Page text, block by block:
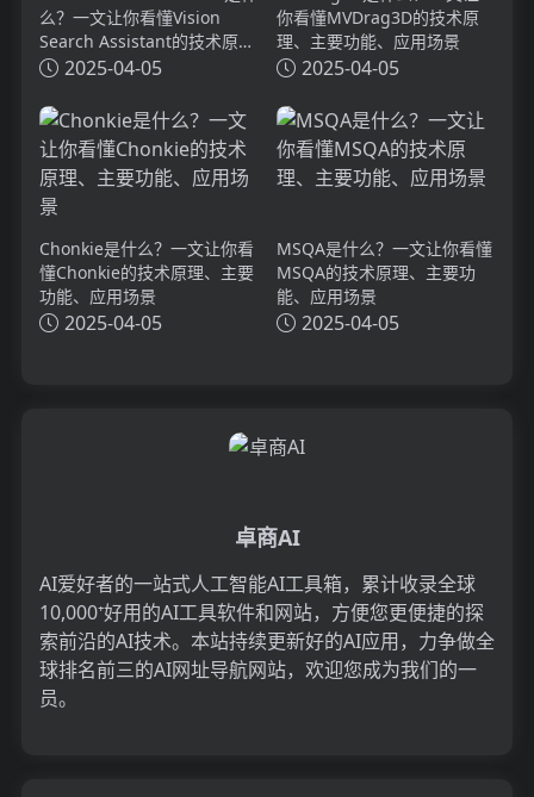
么？一文让你看懂Vision
Search Assistant的技术原
理、主要功能、应用场景
2025-04-05
你看懂MVDrag3D的技术原
理、主要功能、应用场景
2025-04-05
Chonkie是什么？一文让你看
懂Chonkie的技术原理、主要
功能、应用场景
2025-04-05
MSQA是什么？一文让你看懂
MSQA的技术原理、主要功
能、应用场景
2025-04-05
卓商AI
AI爱好者的一站式人工智能AI工具箱，累计收录全球
10,000⁺好用的AI工具软件和网站，方便您更便捷的探
索前沿的AI技术。本站持续更新好的AI应用，力争做全
球排名前三的AI网址导航网站，欢迎您成为我们的一
员。